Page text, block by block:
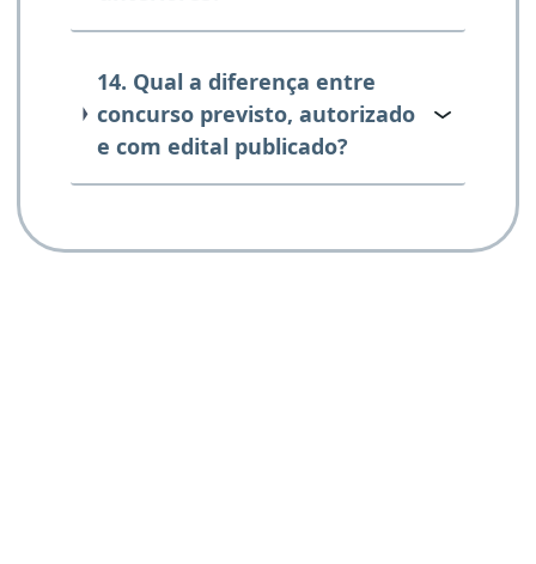
14. Qual a diferença entre
concurso previsto, autorizado
e com edital publicado?